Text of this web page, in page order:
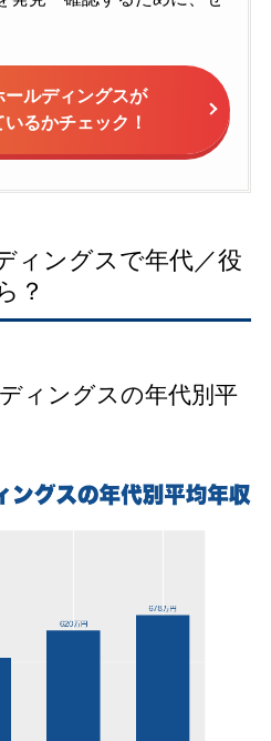
ールディングスが
るかチェック！
ィングスで年代／役
？
ィングスの年代別平